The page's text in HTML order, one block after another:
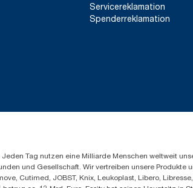
Servicereklamation
Spenderreklamation
Tag nutzen eine Milliarde Menschen weltweit
und Gesellschaft. Wir vertreiben unsere
Cutimed, JOBST, Knix, Leukoplast, Libero,